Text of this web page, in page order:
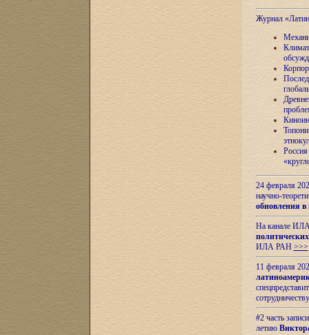
Журнал
24 февраля
научно-
обновления в
На канале
ИЛА РАН >>>
11 февраля
#2 часть
летию